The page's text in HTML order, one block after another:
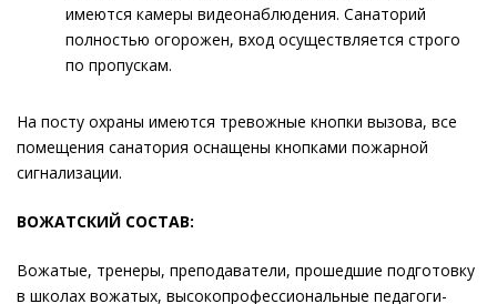
имеются камеры видеонаблюдения. Санаторий
полностью огорожен, вход осуществляется строго
по пропускам.
На посту охраны имеются тревожные кнопки вызова, все
помещения санатория оснащены кнопками пожарной
сигнализации.
ВОЖАТСКИЙ СОСТАВ:
Вожатые, тренеры, преподаватели, прошедшие подготовку
в школах вожатых, высокопрофессиональные педагоги-